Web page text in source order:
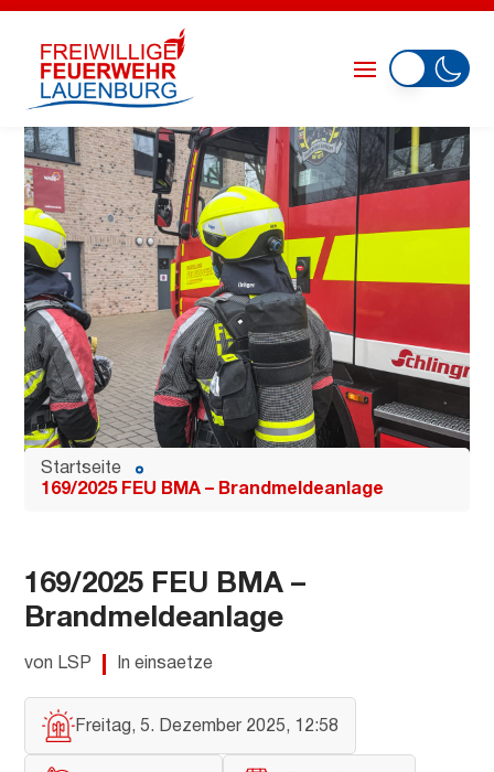
Startseite
169/2025 FEU BMA – Brandmeldeanlage
169/2025 FEU BMA –
Brandmeldeanlage
von LSP In einsaetze
Freitag, 5. Dezember 2025, 12:58